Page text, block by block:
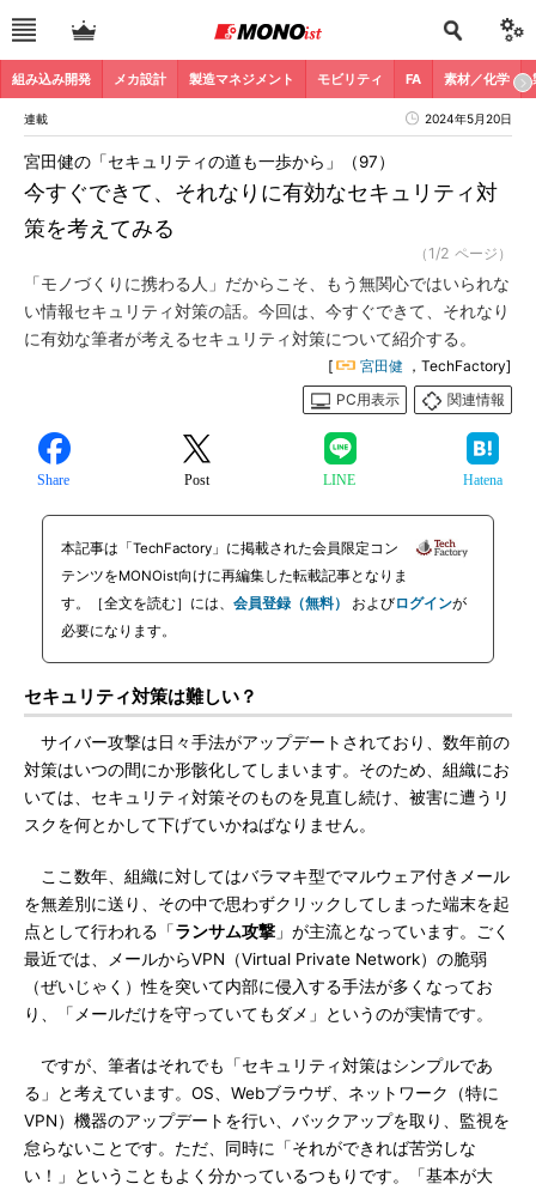
組み込み開発 メカ設計 製造マネジメント モビリティ FA 素材／化学
連載 2024年5月20日
今すぐできて、それなりに有効なセキュリティ対
策を考えてみる
宮田健の「セキュリティの道も一歩から」（97）
（1/2 ページ）
「モノづくりに携わる人」だからこそ、もう無関心ではいられな
い情報セキュリティ対策の話。今回は、今すぐできて、それなり
に有効な筆者が考えるセキュリティ対策について紹介する。
[ 宮田健 ，TechFactory]
PC用表示
関連情報
Share Post LINE Hatena
本記事は「TechFactory」に掲載された会員限定コン
テンツをMONOist向けに再編集した転載記事となりま
す。［全文を読む］には、 会員登録（無料） およびログインが
必要になります。
セキュリティ対策は難しい？
サイバー攻撃は日々手法がアップデートされており、数年前の
対策はいつの間にか形骸化してしまいます。そのため、組織にお
いては、セキュリティ対策そのものを見直し続け、被害に遭うリ
スクを何とかして下げていかねばなりません。
ここ数年、組織に対してはバラマキ型でマルウェア付きメール
を無差別に送り、その中で思わずクリックしてしまった端末を起
点として行われる「ランサム攻撃 」が主流となっています。ごく
最近では、メールからVPN（Virtual Private Network）の脆弱
（ぜいじゃく）性を突いて内部に侵入する手法が多くなってお
り、「メールだけを守っていてもダメ」というのが実情です。
ですが、筆者はそれでも「セキュリティ対策はシンプルであ
る」と考えています。OS、Webブラウザ、ネットワーク（特に
VPN）機器のアップデートを行い、バックアップを取り、監視を
怠らないことです。ただ、同時に「それができれば苦労しな
い！」ということもよく分かっているつもりです。「基本が大